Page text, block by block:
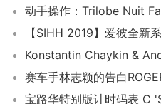
动手操作：Trilobe Nuit
宝路华特别版计时码表 C